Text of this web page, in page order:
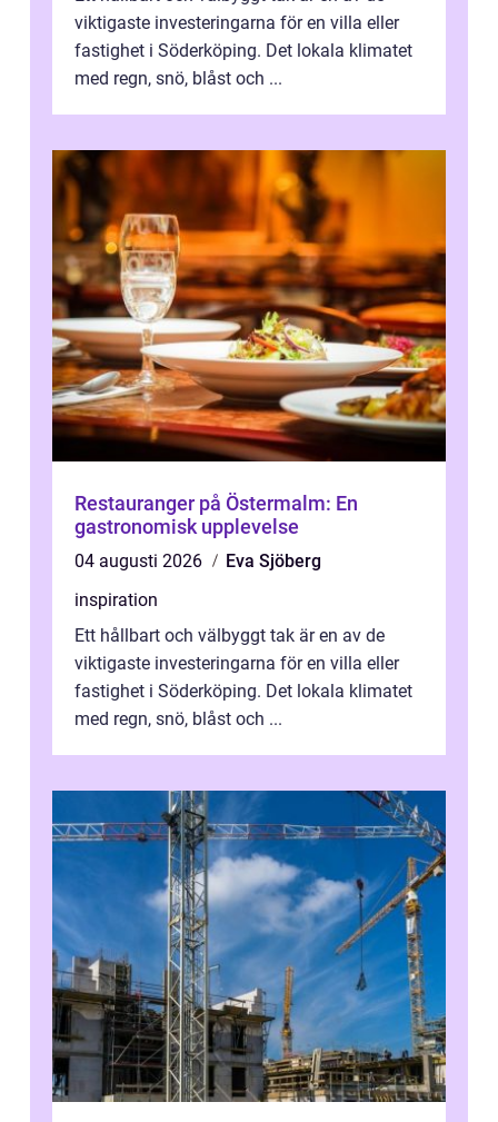
viktigaste investeringarna för en villa eller
fastighet i Söderköping. Det lokala klimatet
med regn, snö, blåst och ...
Restauranger på Östermalm: En
gastronomisk upplevelse
04 augusti 2026
Eva Sjöberg
inspiration
Ett hållbart och välbyggt tak är en av de
viktigaste investeringarna för en villa eller
fastighet i Söderköping. Det lokala klimatet
med regn, snö, blåst och ...